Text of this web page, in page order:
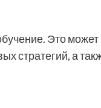
Это может
стратегий, а